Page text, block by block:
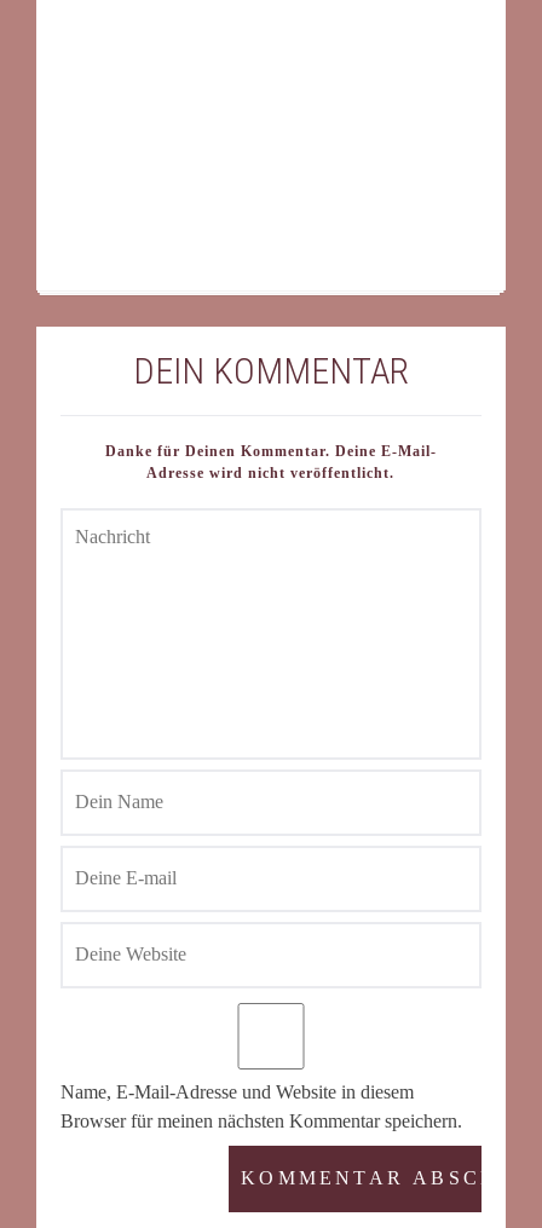
DEIN KOMMENTAR
Danke für Deinen Kommentar. Deine E-Mail-
Adresse wird nicht veröffentlicht.
Name, E-Mail-Adresse und Website in diesem
Browser für meinen nächsten Kommentar speichern.